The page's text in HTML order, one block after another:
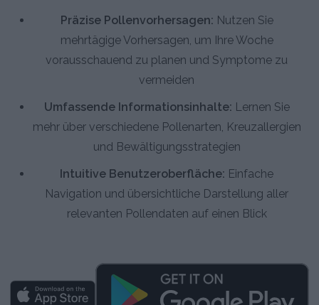
Präzise Pollenvorhersagen: Nutzen Sie
mehrtägige Vorhersagen, um Ihre Woche
vorausschauend zu planen und Symptome zu
vermeiden
Umfassende Informationsinhalte: Lernen Sie
mehr über verschiedene Pollenarten, Kreuzallergien
und Bewältigungsstrategien
Intuitive Benutzeroberfläche: Einfache
Navigation und übersichtliche Darstellung aller
relevanten Pollendaten auf einen Blick